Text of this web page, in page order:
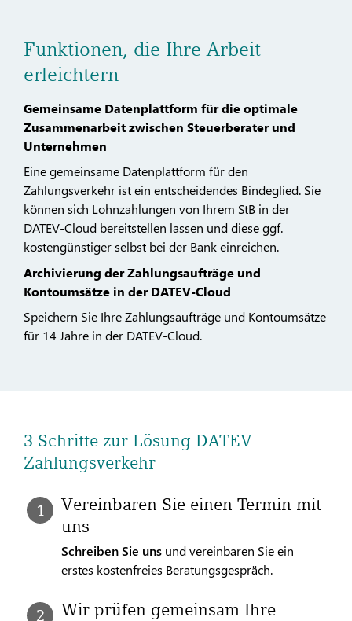
Funktionen, die Ihre Arbeit
erleichtern
Gemeinsame Datenplattform für die optimale
Zusammenarbeit zwischen Steuerberater und
Unternehmen
Eine gemeinsame Datenplattform für den
Zahlungsverkehr ist ein entscheidendes Bindeglied. Sie
können sich Lohnzahlungen von Ihrem StB in der
DATEV-Cloud bereitstellen lassen und diese ggf.
kostengünstiger selbst bei der Bank einreichen.
Archivierung der Zahlungsaufträge und
Kontoumsätze in der DATEV-Cloud
Speichern Sie Ihre Zahlungsaufträge und Kontoumsätze
für 14 Jahre in der DATEV-Cloud.
3 Schritte zur Lösung DATEV
Zahlungsverkehr
Vereinbaren Sie einen Termin mit
uns
Schreiben Sie uns und vereinbaren Sie ein
erstes kostenfreies Beratungsgespräch.
Wir prüfen gemeinsam Ihre